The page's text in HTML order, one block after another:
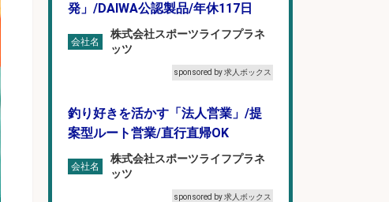
発」/DAIWA公認製品/年休117日
会社名
株式会社スポーツライフプラネ
ッツ
sponsored by 求人ボックス
釣り好きを活かす「法人営業」/提
案型ルート営業/直行直帰OK
会社名
株式会社スポーツライフプラネ
ッツ
sponsored by 求人ボックス